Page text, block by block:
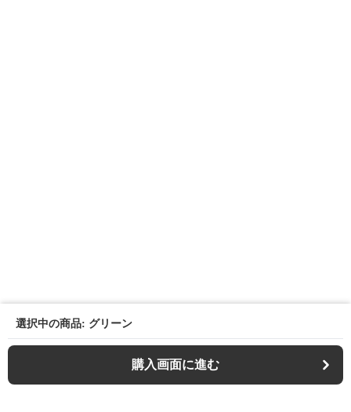
選択中の商品: グリーン
購入画面に進む